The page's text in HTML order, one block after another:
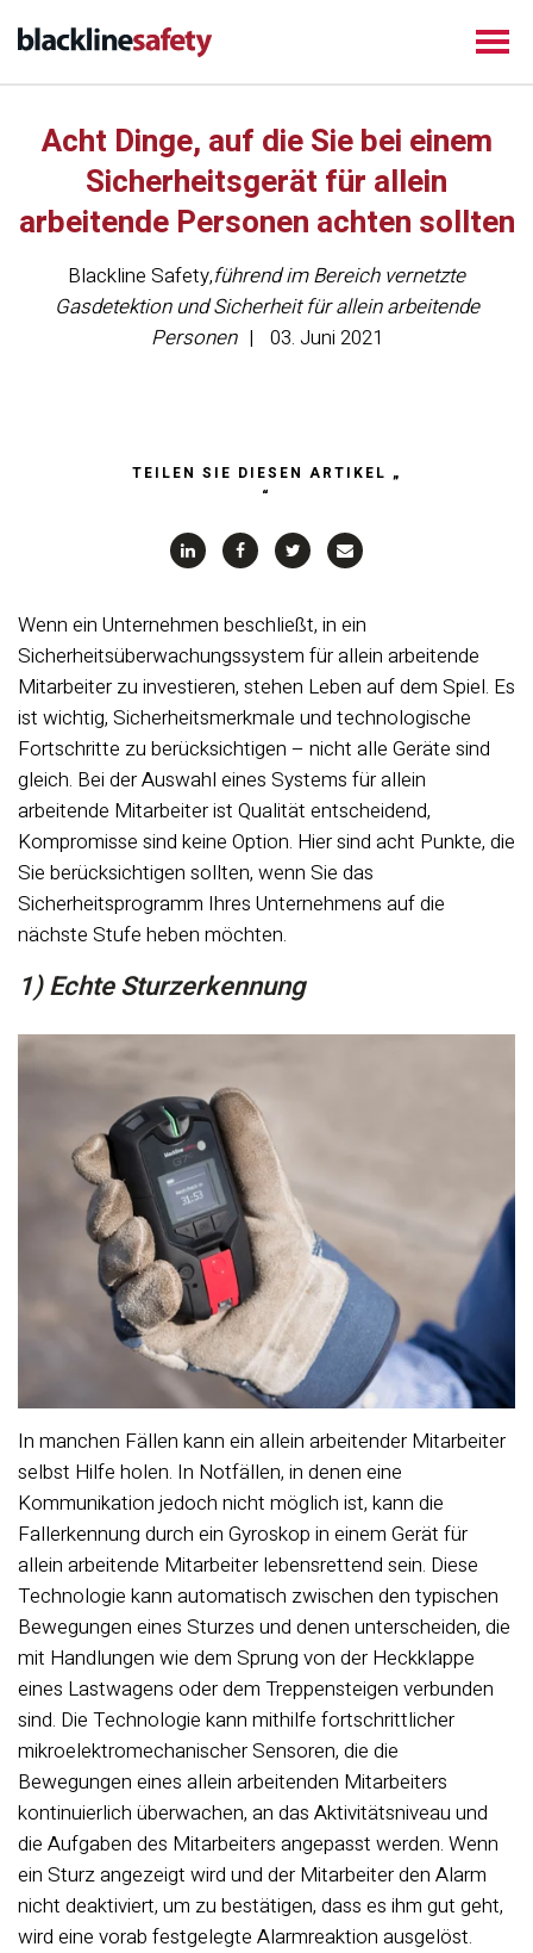
Acht Dinge, auf die Sie bei einem
Sicherheitsgerät für allein
arbeitende Personen achten sollten
Blackline Safety,führend im Bereich vernetzte
Gasdetektion und Sicherheit für allein arbeitende
Personen
03. Juni 2021
TEILEN SIE DIESEN ARTIKEL „
“
Wenn ein Unternehmen beschließt, in ein
Sicherheitsüberwachungssystem für allein arbeitende
Mitarbeiter zu investieren, stehen Leben auf dem Spiel. Es
ist wichtig, Sicherheitsmerkmale und technologische
Fortschritte zu berücksichtigen – nicht alle Geräte sind
gleich. Bei der Auswahl eines Systems für allein
arbeitende Mitarbeiter ist Qualität entscheidend,
Kompromisse sind keine Option. Hier sind acht Punkte, die
Sie berücksichtigen sollten, wenn Sie das
Sicherheitsprogramm Ihres Unternehmens auf die
nächste Stufe heben möchten.
1) Echte Sturzerkennung
In manchen Fällen kann ein allein arbeitender Mitarbeiter
selbst Hilfe holen. In Notfällen, in denen eine
Kommunikation jedoch nicht möglich ist, kann die
Fallerkennung durch ein Gyroskop in einem Gerät für
allein arbeitende Mitarbeiter lebensrettend sein. Diese
Technologie kann automatisch zwischen den typischen
Bewegungen eines Sturzes und denen unterscheiden, die
mit Handlungen wie dem Sprung von der Heckklappe
eines Lastwagens oder dem Treppensteigen verbunden
sind. Die Technologie kann mithilfe fortschrittlicher
mikroelektromechanischer Sensoren, die die
Bewegungen eines allein arbeitenden Mitarbeiters
kontinuierlich überwachen, an das Aktivitätsniveau und
die Aufgaben des Mitarbeiters angepasst werden. Wenn
ein Sturz angezeigt wird und der Mitarbeiter den Alarm
nicht deaktiviert, um zu bestätigen, dass es ihm gut geht,
wird eine vorab festgelegte Alarmreaktion ausgelöst.